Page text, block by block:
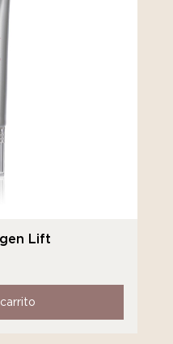
Lift